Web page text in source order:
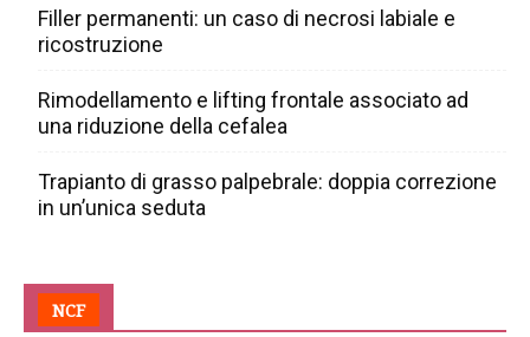
Filler permanenti: un caso di necrosi labiale e
ricostruzione
Rimodellamento e lifting frontale associato ad
una riduzione della cefalea
Trapianto di grasso palpebrale: doppia correzione
in un’unica seduta
NCF